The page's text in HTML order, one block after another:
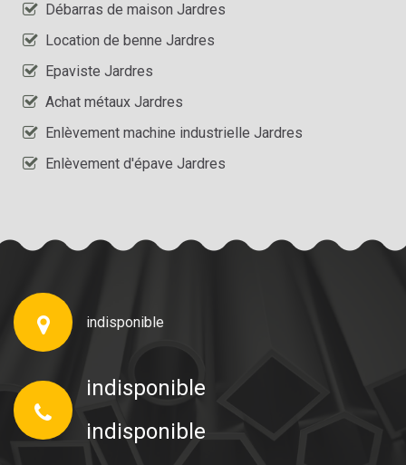
Débarras de maison Jardres
Location de benne Jardres
Epaviste Jardres
Achat métaux Jardres
Enlèvement machine industrielle Jardres
Enlèvement d'épave Jardres
indisponible
indisponible
indisponible